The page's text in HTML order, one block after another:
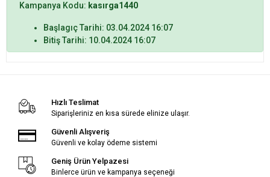
Kampanya Kodu: kasırga1440
Başlagıç Tarihi: 03.04.2024 16:07
Bitiş Tarihi: 10.04.2024 16:07
Hızlı Teslimat
Siparişleriniz en kısa sürede elinize ulaşır.
Güvenli Alışveriş
Güvenli ve kolay ödeme sistemi
Geniş Ürün Yelpazesi
Binlerce ürün ve kampanya seçeneği